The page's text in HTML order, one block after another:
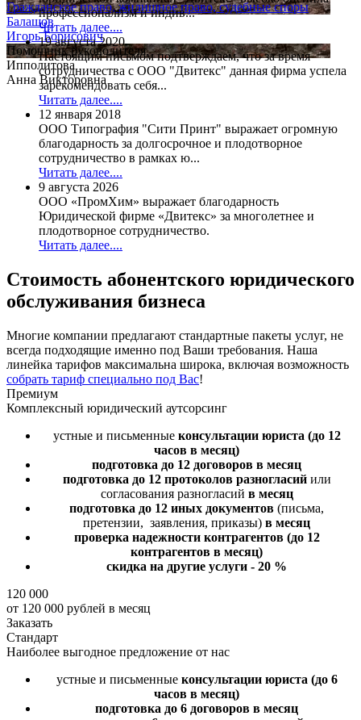
Гражданское право, жилищное право, судебные споры
Балашов
Игорь Борисович
Помощник руководителя
Ипполитова
Анна Викторовна
профессионализм и индив...
Читать далее....
19 августа 2020
Настоящим письмом подтверждаем, что за время
сотрудничества с ООО "Двитекс" данная фирма успела
зарекомендовать себя...
Читать далее....
12 января 2018
ООО Типография "Сити Принт" выражает огромную
благодарность за долгосрочное и плодотворное
сотрудничество в рамках ю...
Читать далее....
9 августа 2026
ООО «ПромХим» выражает благодарность
Юридической фирме «Двитекс» за многолетнее и
плодотворное сотрудничество.
Читать далее....
Стоимость абонентского юридического
обслуживания бизнеса
Многие компании предлагают стандартные пакеты услуг, не
всегда подходящие именно под Ваши требования. Наша
линейка тарифов максимальна широка, включая возможность
собрать тариф специально под Вас!
Премиум
Комплексный юридический аутсорсинг
устные и письменные консультации юриста (до 12
часов в месяц)
подготовка до 12 договоров в месяц
подготовка до 12 протоколов разногласийили
согласования разногласий в месяц
подготовка до 12 иных документов (письма,
претензии, заявления, приказы) в месяц
проверка надежности контрагентов (до 12
контрагентов в месяц)
скидка на другие услуги - 20 %
120 000
от 120 000 рублей в месяц
Заказать
Стандарт
Наиболее выгодное предложение от нас
устные и письменные консультации юриста (до 6
часов в месяц)
подготовка до 6 договоров в месяц